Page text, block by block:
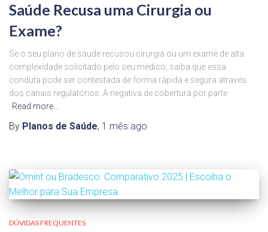
Saúde Recusa uma Cirurgia ou
Exame?
Se o seu plano de saude recusou cirurgia ou um exame de alta
complexidade solicitado pelo seu médico, saiba que essa
conduta pode ser contestada de forma rápida e segura através
dos canais regulatórios. A negativa de cobertura por parte
Read more…
By Planos de Saúde, 1 mês ago
DÚVIDAS FREQUENTES